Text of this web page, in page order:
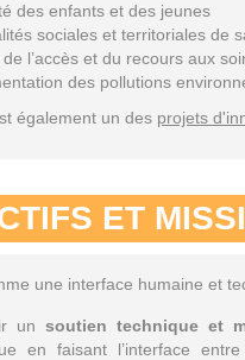
des enfants et des jeunes
sociales et territoriales de
de l’accès et du recours aux
des pollutions
également un des projets
ET
une interface humaine et
un soutien technique et
en faisant l’interface